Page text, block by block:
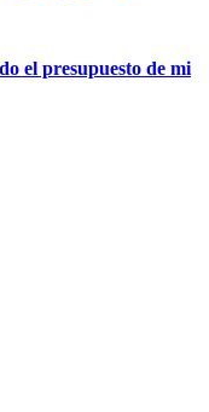
el presupuesto de mi